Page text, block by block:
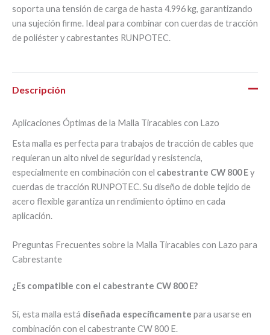
soporta una tensión de carga de hasta 4.996 kg, garantizando
una sujeción firme. Ideal para combinar con cuerdas de tracción
de poliéster y cabrestantes RUNPOTEC.
Descripción
Aplicaciones Óptimas de la Malla Tiracables con Lazo
Esta malla es perfecta para trabajos de tracción de cables que
requieran un alto nivel de seguridad y resistencia,
especialmente en combinación con el cabestrante CW 800 Ey
cuerdas de tracción RUNPOTEC. Su diseño de doble tejido de
acero flexible garantiza un rendimiento óptimo en cada
aplicación.
Preguntas Frecuentes sobre la Malla Tiracables con Lazo para
Cabrestante
¿Es compatible con el cabestrante CW 800 E?
Sí, esta malla está diseñada específicamente para usarse en
combinación con el cabestrante CW 800 E.